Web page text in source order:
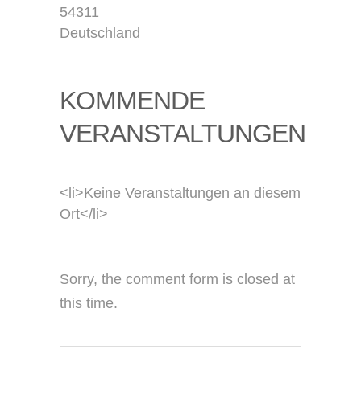
54311
Deutschland
KOMMENDE
VERANSTALTUNGEN
<li>Keine Veranstaltungen an diesem
Ort</li>
Sorry, the comment form is closed at
this time.